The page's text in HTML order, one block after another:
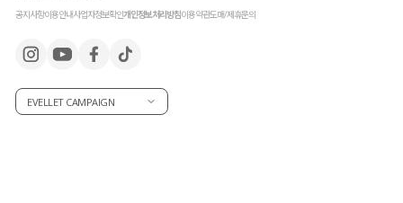
공지사항이용안내사업자정보확인개인정보처리방침이용약관도매/제휴문의
EVELLET CAMPAIGN